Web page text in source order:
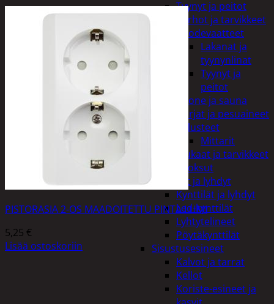
Tyynyt ja peitot
Verhot ja tarvikkeet
Vuodevaatteet
Lakanat ja
tyynynlinat
Tyynyt ja
peitot
Kylpyhuone ja sauna
Harjat ja pesuaineet
Kalusteet
Mittarit
Kiukaat ja tarvikkeet
Tuoksut
Kynttilät ja lyhdyt
Kynttilät ja lyhdyt
Led-kynttilät
Lyhtytelineet
Pöytäkynttilät
Sisustusesineet
Kalvot ja tarrat
Kellot
Koriste-esineet ja
PISTORASIA 2-OS MAADOITETTU PINTA LUMI
5,25 €
Lisää ostoskoriin